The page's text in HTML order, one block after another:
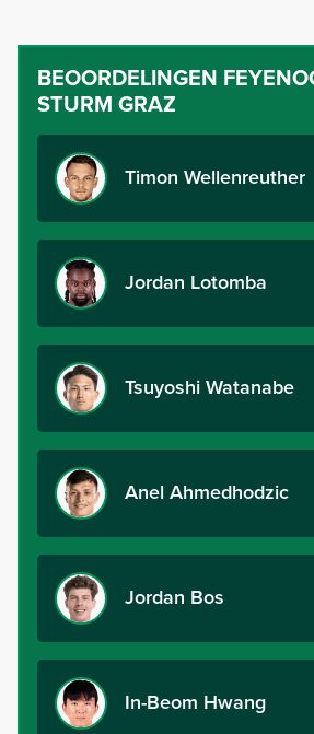
BEOORDELINGEN
STURM GRAZ
Timon Wellenreuther
Jordan Lotomba
Tsuyoshi Watanabe
Anel Ahmedhodzic
Jordan Bos
In-Beom Hwang